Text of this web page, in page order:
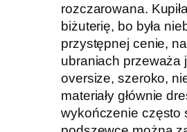
rozczarowana.
biżuterię, bo była
przystępnej cenie,
ubraniach przeważa
oversize, szeroko,
materiały głównie
wykończenie często